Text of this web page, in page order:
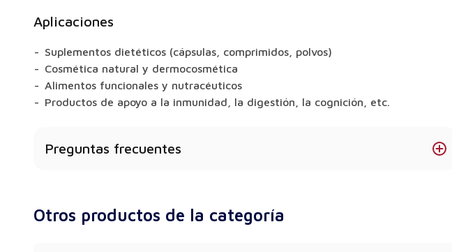
Aplicaciones
Suplementos dietéticos (cápsulas, comprimidos, polvos)
Cosmética natural y dermocosmética
Alimentos funcionales y nutracéuticos
Productos de apoyo a la inmunidad, la digestión, la cognición, etc.
Preguntas frecuentes
inmunidad, la digestión, el metabolismo, la función cognitiva o la libido.
Otros productos de la categoría